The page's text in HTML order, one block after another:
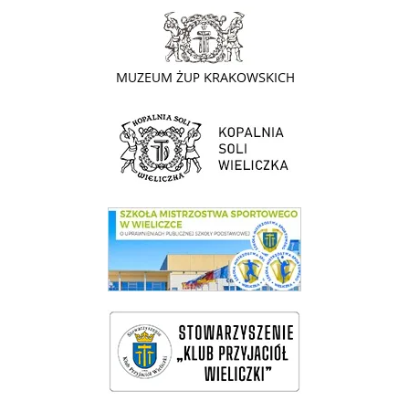
link do strony - Muzeum Żup Krakowskich Wieliczka
link do strony Kopalni Soli Wieliczka
link do SMS Wieliczka
wieliczka-wieliczanie na bis